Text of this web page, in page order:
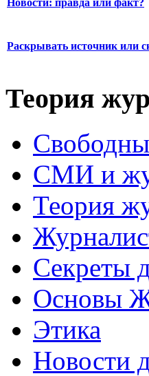
Новости: правда или факт?
Раскрывать источник или
Теория
СМИ и
Теория
Секреты
Основы
Этика
Новости